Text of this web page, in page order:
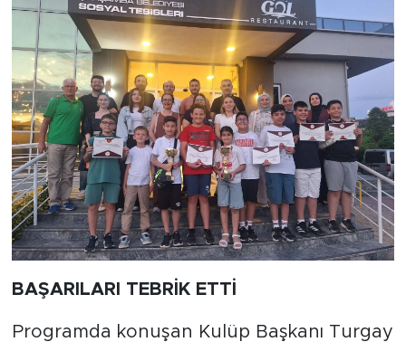
BAŞARILARI TEBRİK ETTİ
Programda konuşan Kulüp Başkanı Turgay